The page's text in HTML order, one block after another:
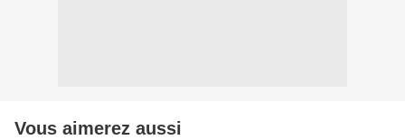
Vous aimerez aussi